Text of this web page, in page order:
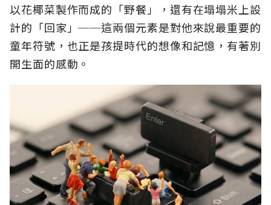
以花椰菜製作而成的「野餐」，還有在塌塌米上設
計的「回家」──這兩個元素是對他來說最重要的
童年符號，也正是孩提時代的想像和記憶，有著別
開生面的感動。